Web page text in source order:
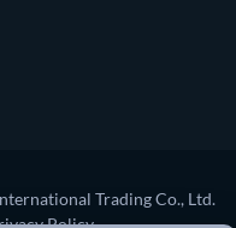
Trading Co., Ltd.